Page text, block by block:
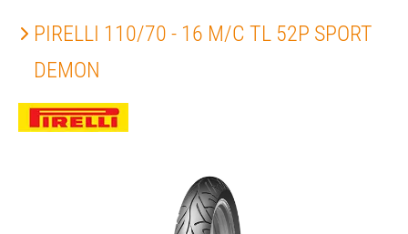
PIRELLI 110/70 - 16 M/C TL 52P SPORT
DEMON